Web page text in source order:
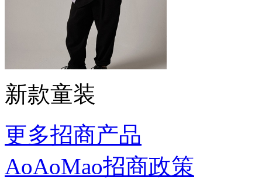
新款童装
更多招商产品
AoAoMao招商政策